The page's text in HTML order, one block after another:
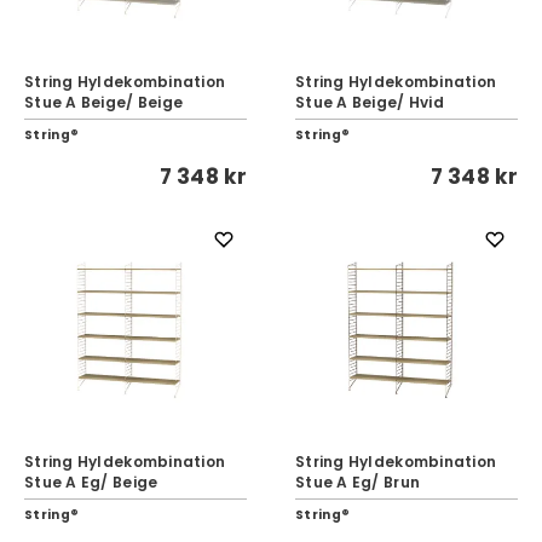
String Hyldekombination
Stue A Beige/ Beige
String®
7 348 kr
String Hyldekombination
Stue A Beige/ Hvid
String®
7 348 kr
String Hyldekombination
Stue A Eg/ Beige
String®
String Hyldekombination
Stue A Eg/ Brun
String®